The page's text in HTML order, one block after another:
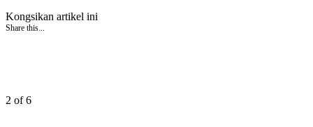
Kongsikan artikel ini
Share this...
2 of 6